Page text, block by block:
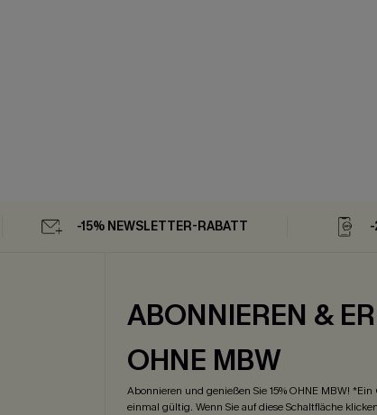
-15% NEWSLETTER-RABATT
ABONNIEREN &
OHNE MBW
Abonnieren und genießen Sie 15% OHNE MBW!
einmal gültig. Wenn Sie auf diese Schaltfläche